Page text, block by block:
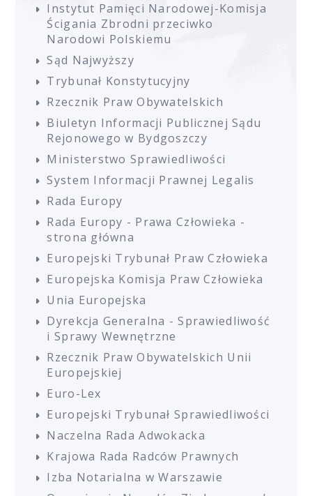
Instytut Pamięci Narodowej-Komisja
Ścigania Zbrodni przeciwko
Narodowi Polskiemu
Sąd Najwyższy
Trybunał Konstytucyjny
Rzecznik Praw Obywatelskich
Biuletyn Informacji Publicznej Sądu
Rejonowego w Bydgoszczy
Ministerstwo Sprawiedliwości
System Informacji Prawnej Legalis
Rada Europy
Rada Europy - Prawa Człowieka -
strona główna
Europejski Trybunał Praw Człowieka
Europejska Komisja Praw Człowieka
Unia Europejska
Dyrekcja Generalna - Sprawiedliwość
i Sprawy Wewnętrzne
Rzecznik Praw Obywatelskich Unii
Europejskiej
Euro-Lex
Europejski Trybunał Sprawiedliwości
Naczelna Rada Adwokacka
Krajowa Rada Radców Prawnych
Izba Notarialna w Warszawie